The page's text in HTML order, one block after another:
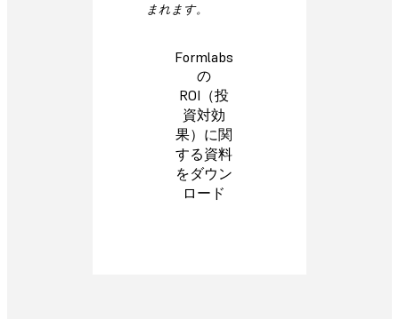
まれます。
Formlabs
の
ROI（投
資対効
果）に関
する資料
をダウン
ロード